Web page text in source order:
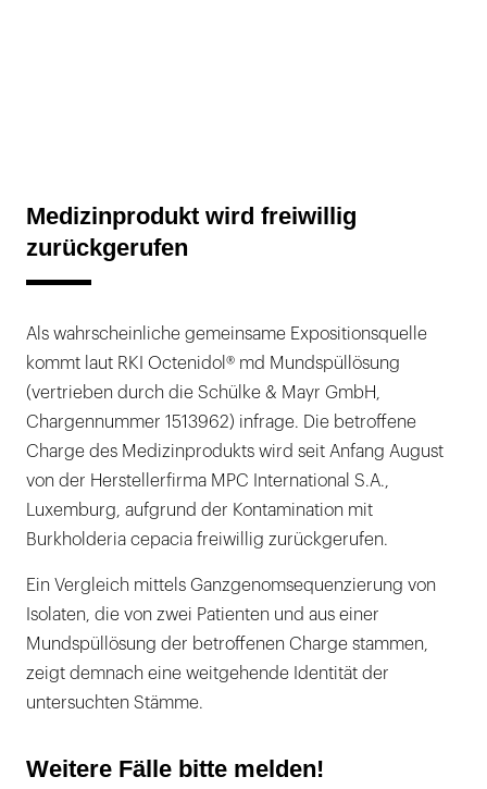
Medizinprodukt wird freiwillig
zurückgerufen
Als wahrscheinliche gemeinsame Expositionsquelle
kommt laut RKI Octenidol® md Mundspüllösung
(vertrieben durch die Schülke & Mayr GmbH,
Chargennummer 1513962) infrage. Die betroffene
Charge des Medizinprodukts wird seit Anfang August
von der Herstellerfirma MPC International S.A.,
Luxemburg, aufgrund der Kontamination mit
Burkholderia cepacia freiwillig zurückgerufen.
Ein Vergleich mittels Ganzgenomsequenzierung von
Isolaten, die von zwei Patienten und aus einer
Mundspüllösung der betroffenen Charge stammen,
zeigt demnach eine weitgehende Identität der
untersuchten Stämme.
Weitere Fälle bitte melden!